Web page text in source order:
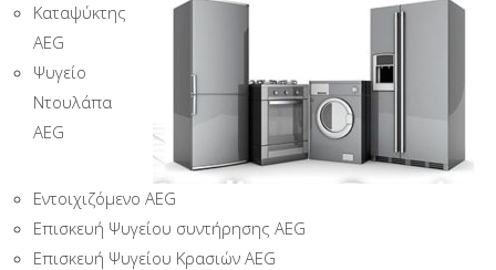
Καταψύκτης
AEG
Ψυγείο
Ντουλάπα
AEG
Εντοιχιζόμενο AEG
Επισκευή Ψυγείου συντήρησης AEG
Επισκευή Ψυγείου Κρασιών AEG